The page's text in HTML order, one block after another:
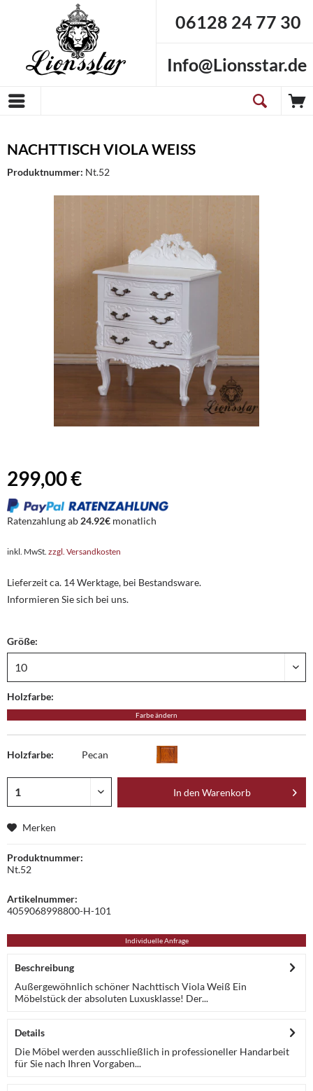
06128 24 77 30
Info@Lionsstar.de
NACHTTISCH VIOLA WEISS
Produktnummer: Nt.52
299,00 €
Ratenzahlung ab 24.92€ monatlich
inkl. MwSt. zzgl. Versandkosten
Lieferzeit ca. 14 Werktage, bei Bestandsware.
Informieren Sie sich bei uns.
Größe:
Holzfarbe:
Farbe ändern
Holzfarbe: Pecan
In den Warenkorb
Merken
Produktnummer:
Nt.52
Artikelnummer:
4059068998800-H-101
Individuelle Anfrage
Beschreibung
Außergewöhnlich schöner Nachttisch Viola Weiß Ein
Möbelstück der absoluten Luxusklasse! Der...
Details
Die Möbel werden ausschließlich in professioneller Handarbeit
für Sie nach Ihren Vorgaben...